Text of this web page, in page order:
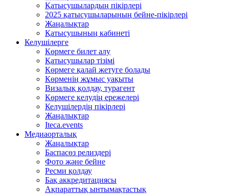
Қатысушылардың пікірлері
2025 қатысушыларының бейне-пікірлері
Жаңалықтар
Қатысушының кабинеті
Келушілерге
Көрмеге билет алу
Қатысушылар тізімі
Көрмеге қалай жетуге болады
Көрменің жұмыс уақыты
Визалық қолдау, турагент
Көрмеге келудің ережелері
Келушілердің пікірлері
Жаңалықтар
Iteca.events
Медиаорталық
Жаңалықтар
Баспасөз релиздері
Фото және бейне
Ресми қолдау
Бақ аккредитациясы
Ақпараттық ынтымақтастық